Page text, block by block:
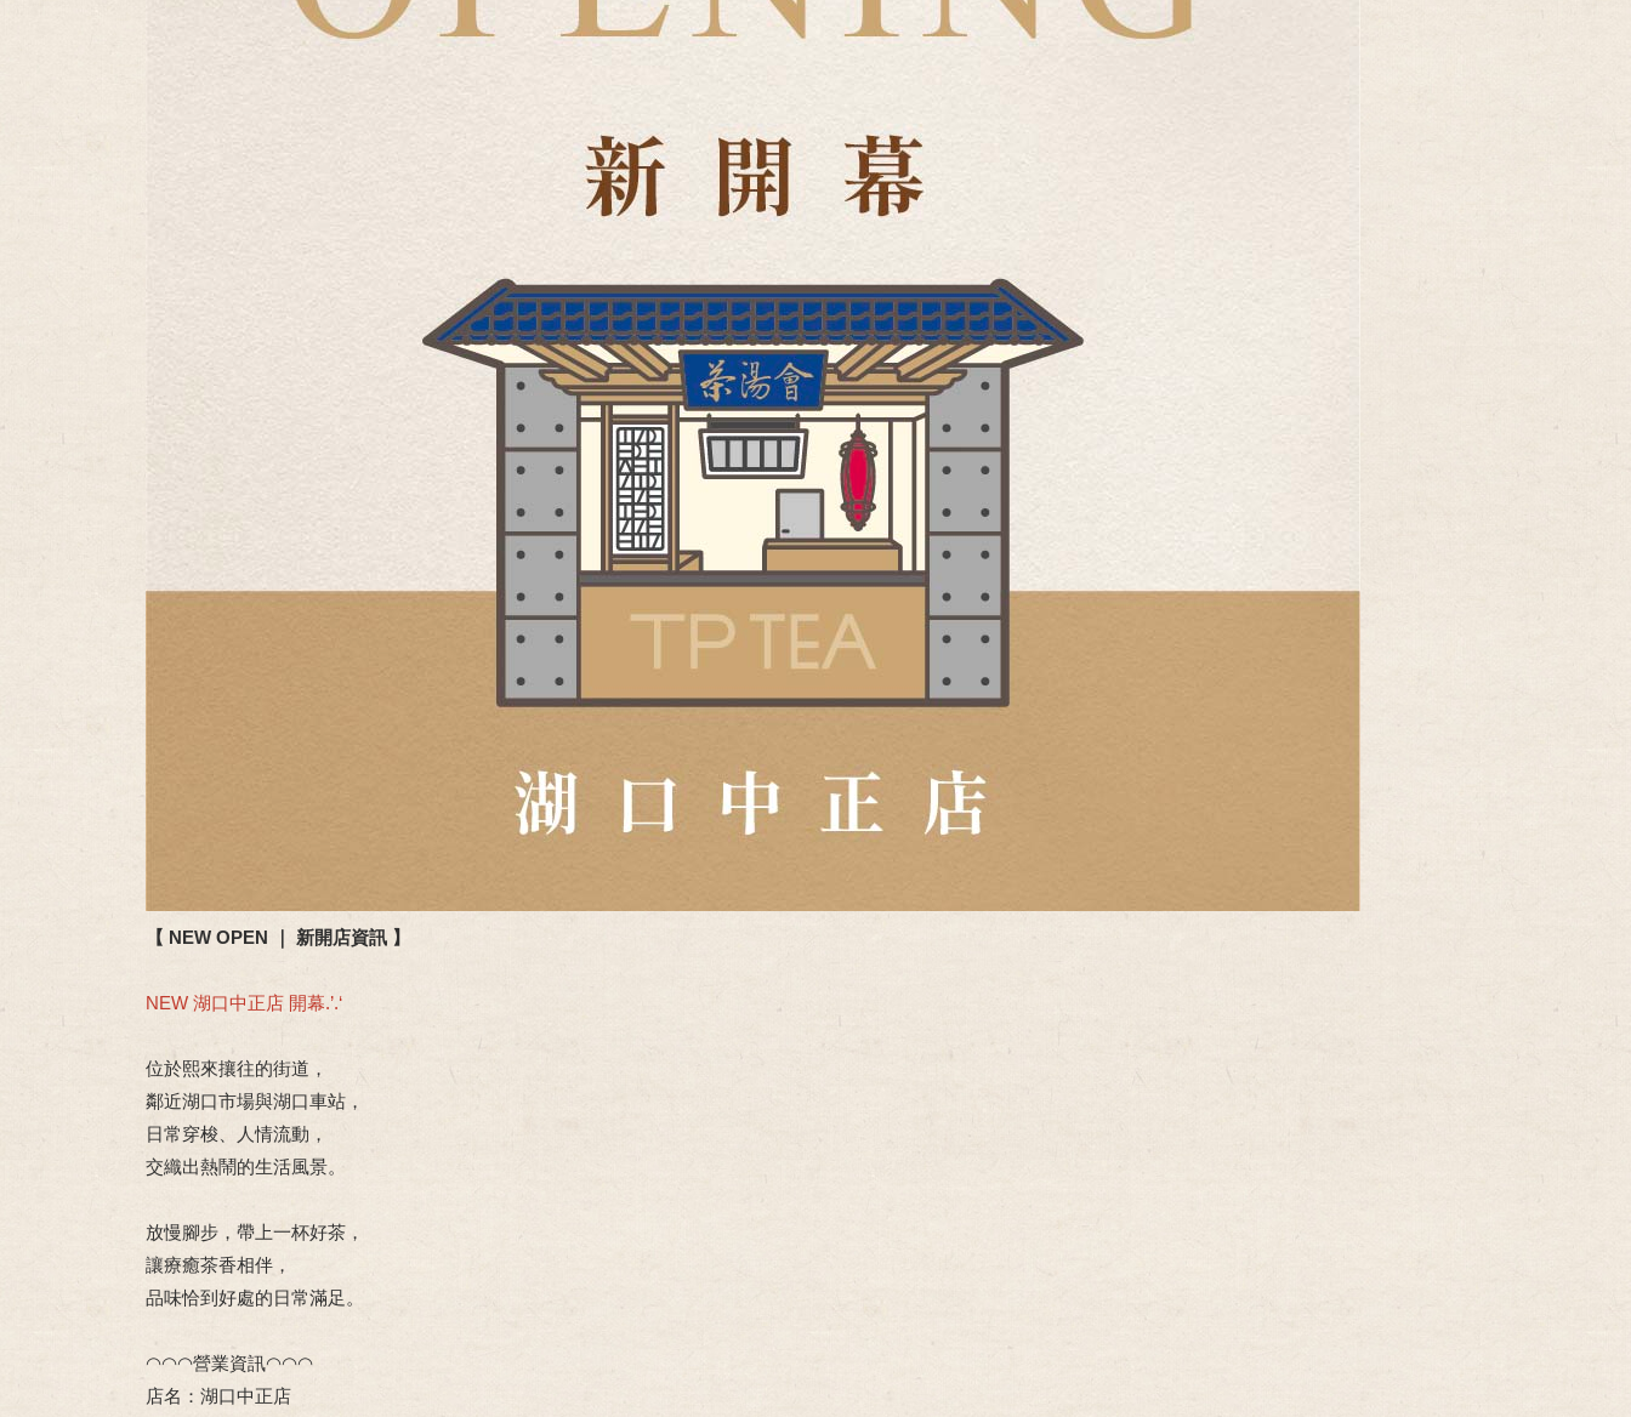
【 NEW OPEN ｜ 新開店資訊 】
NEW 湖口中正店 開幕.’.‘
位於熙來攘往的街道，
鄰近湖口市場與湖口車站，
日常穿梭、人情流動，
交織出熱鬧的生活風景。
放慢腳步，帶上一杯好茶，
讓療癒茶香相伴，
品味恰到好處的日常滿足。
◠◠◠營業資訊◠◠◠
店名：湖口中正店